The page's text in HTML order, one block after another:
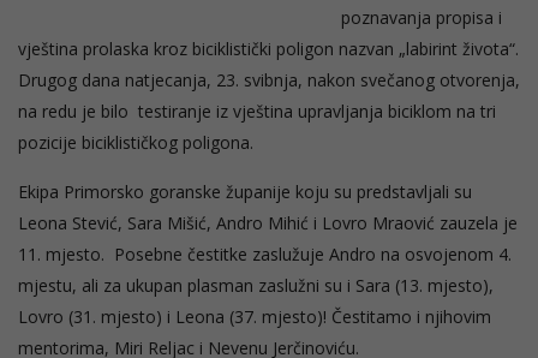
poznavanja propisa i
vještina prolaska kroz biciklistički poligon nazvan „labirint života“.
Drugog dana natjecanja, 23. svibnja, nakon svečanog otvorenja,
na redu je bilo testiranje iz vještina upravljanja biciklom na tri
pozicije biciklističkog poligona.
Ekipa Primorsko goranske županije koju su predstavljali su
Leona Stević, Sara Mišić, Andro Mihić i Lovro Mraović zauzela je
11. mjesto. Posebne čestitke zaslužuje Andro na osvojenom 4.
mjestu, ali za ukupan plasman zaslužni su i Sara (13. mjesto),
Lovro (31. mjesto) i Leona (37. mjesto)! Čestitamo i njihovim
mentorima, Miri Reljac i Nevenu Jerčinoviću.